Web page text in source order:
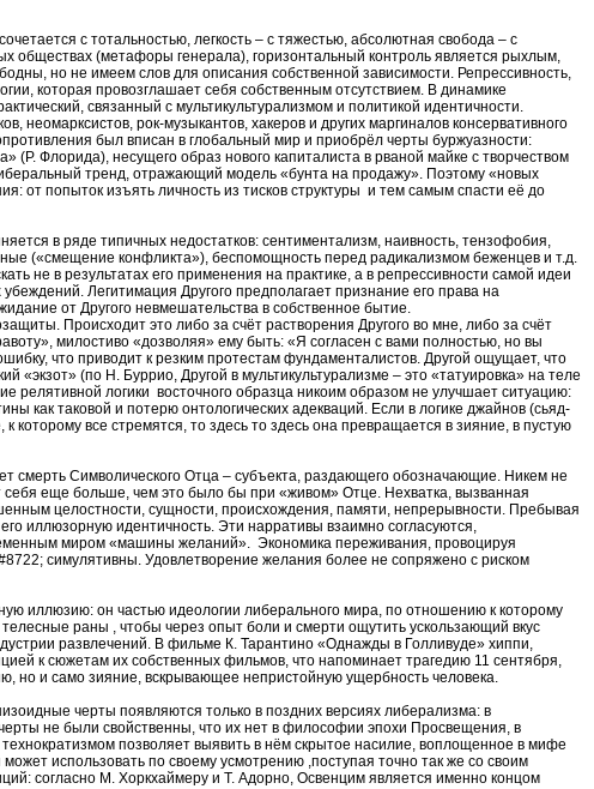
с тотальностью, легкость – с тяжестью, абсолютная свобода – с
обществах (метафоры генерала), горизонтальный контроль является рыхлым,
но не имеем слов для описания собственной зависимости. Репрессивность,
которая провозглашает себя собственным отсутствием. В динамике
связанный с мультикультурализмом и политикой идентичности.
неомарксистов, рок-музыкантов, хакеров и других маргиналов консервативного
был вписан в глобальный мир и приобрёл черты буржуазности:
(Р. Флорида), несущего образ нового капиталиста в рваной майке с творчеством
тренд, отражающий модель «бунта на продажу». Поэтому «новых
попыток изъять личность из тисков структуры и тем самым спасти её до
в ряде типичных недостатков: сентиментализм, наивность, тензофобия,
(«смещение конфликта»), беспомощность перед радикализмом беженцев и т.д.
не в результатах его применения на практике, а в репрессивности самой идеи
Легитимация Другого предполагает признание его права на
от Другого невмешательства в собственное бытие.
Происходит это либо за счёт растворения Другого во мне, либо за счёт
милостиво «дозволяя» ему быть: «Я согласен с вами полностью, но вы
что приводит к резким протестам фундаменталистов. Другой ощущает, что
(по Н. Буррио, Другой в мультикультурализме – это «татуировка» на теле
релятивной логики восточного образца никоим образом не улучшает ситуацию:
как таковой и потерю онтологических адекваций. Если в логике джайнов (сьяд-
все стремятся, то здесь то здесь она превращается в зияние, в пустую
смерть Символического Отца – субъекта, раздающего обозначающие. Никем не
еще больше, чем это было бы при «живом» Отце. Нехватка, вызванная
целостности, сущности, происхождения, памяти, непрерывности. Пребывая
иллюзорную идентичность. Эти нарративы взаимно согласуются,
миром «машины желаний». Экономика переживания, провоцируя
симулятивны. Удовлетворение желания более не сопряжено с риском
иллюзию: он частью идеологии либерального мира, по отношению к которому
раны , чтобы через опыт боли и смерти ощутить ускользающий вкус
развлечений. В фильме К. Тарантино «Однажды в Голливуде» хиппи,
к сюжетам их собственных фильмов, что напоминает трагедию 11 сентября,
но и само зияние, вскрывающее непристойную ущербность человека.
черты появляются только в поздних версиях либерализма: в
не были свойственны, что их нет в философии эпохи Просвещения, в
позволяет выявить в нём скрытое насилие, воплощенное в мифе
использовать по своему усмотрению ,поступая точно так же со своим
согласно М. Хоркхаймеру и Т. Адорно, Освенцим является именно концом